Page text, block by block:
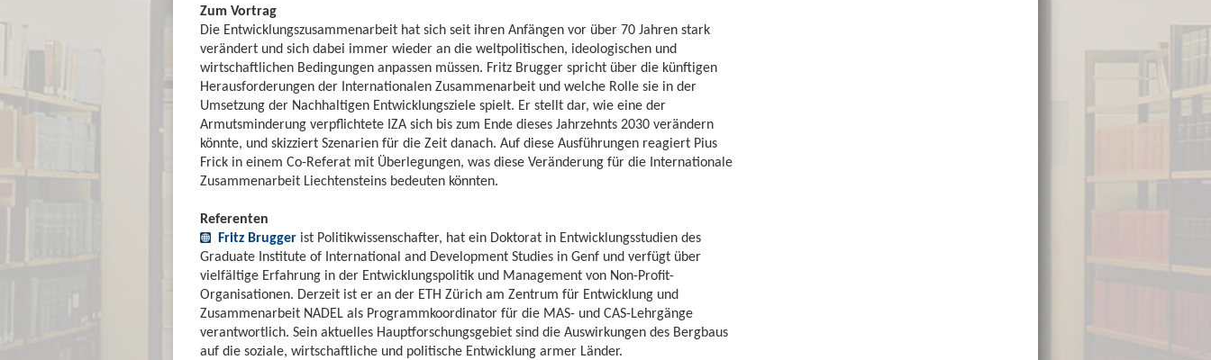
Zum Vortrag
Die Entwicklungszusammenarbeit hat sich seit ihren Anfängen vor über 70 Jahren stark
verändert und sich dabei immer wieder an die weltpolitischen, ideologischen und
wirtschaftlichen Bedingungen anpassen müssen. Fritz Brugger spricht über die künftigen
Herausforderungen der Internationalen Zusammenarbeit und welche Rolle sie in der
Umsetzung der Nachhaltigen Entwicklungsziele spielt. Er stellt dar, wie eine der
Armutsminderung verpflichtete IZA sich bis zum Ende dieses Jahrzehnts 2030 verändern
könnte, und skizziert Szenarien für die Zeit danach. Auf diese Ausführungen reagiert Pius
Frick in einem Co-Referat mit Überlegungen, was diese Veränderung für die Internationale
Zusammenarbeit Liechtensteins bedeuten könnten.
Referenten
Fritz Brugger ist Politikwissenschafter, hat ein Doktorat in Entwicklungsstudien des
Graduate Institute of International and Development Studies in Genf und verfügt über
vielfältige Erfahrung in der Entwicklungspolitik und Management von Non-Profit-
Organisationen. Derzeit ist er an der ETH Zürich am Zentrum für Entwicklung und
Zusammenarbeit NADEL als Programmkoordinator für die MAS- und CAS-Lehrgänge
verantwortlich. Sein aktuelles Hauptforschungsgebiet sind die Auswirkungen des Bergbaus
auf die soziale, wirtschaftliche und politische Entwicklung armer Länder.